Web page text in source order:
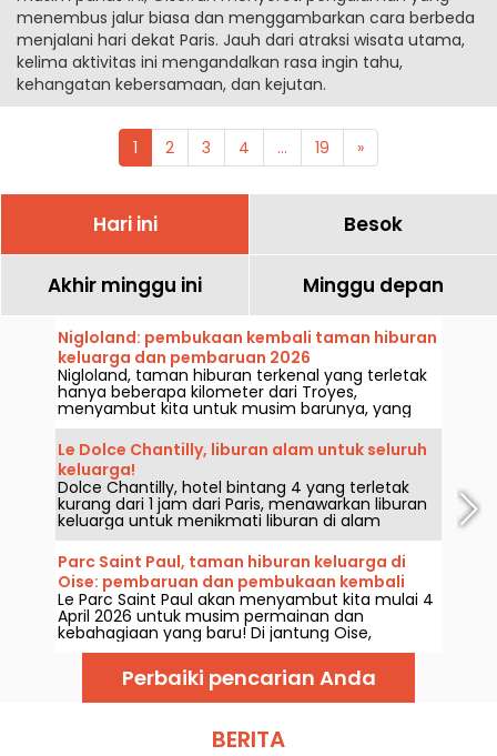
menembus jalur biasa dan menggambarkan cara berbeda
menjalani hari dekat Paris. Jauh dari atraksi wisata utama,
kelima aktivitas ini mengandalkan rasa ingin tahu,
kehangatan kebersamaan, dan kejutan.
1 2 3 4 ... 19 »
Hari ini Besok
Akhir minggu ini Minggu depan
Nigloland: pembukaan kembali taman hiburan
keluarga dan pembaruan 2026
Nigloland, taman hiburan terkenal yang terletak
hanya beberapa kilometer dari Troyes,
menyambut kita untuk musim barunya, yang
berlangsung dari Sabtu, 4 April hingga 11
November 2026.
Le Dolce Chantilly, liburan alam untuk seluruh
keluarga!
Dolce Chantilly, hotel bintang 4 yang terletak
kurang dari 1 jam dari Paris, menawarkan liburan
keluarga untuk menikmati liburan di alam
terbuka yang jauh dari hiruk pikuk kehidupan
sehari-hari! Ruang komunikasi, lokakarya sulap
atau teater, kursus polo, berkuda, kolam renang
dalam atau luar ruangan - semuanya
direncanakan untuk memastikan bahwa orang
dewasa dan anak-anak bersenang-senang!
Parc Saint Paul, taman hiburan keluarga di
Oise: pembaruan dan pembukaan kembali
2026
Le Parc Saint Paul akan menyambut kita mulai 4
April 2026 untuk musim permainan dan
kebahagiaan yang baru! Di jantung Oise,
datanglah untuk menjelajahi taman hiburan
yang menawan ini dalam bingkai alamnya yang
autentik. Taman yang sepenuhnya ramah
keluarga ini siap untuk dikunjungi secepat
Perbaiki pencarian Anda
BERITA